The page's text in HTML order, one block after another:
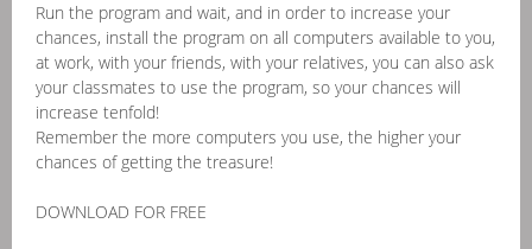
Run the program and wait, and in order to increase your
chances, install the program on all computers available to you,
at work, with your friends, with your relatives, you can also ask
your classmates to use the program, so your chances will
increase tenfold!
Remember the more computers you use, the higher your
chances of getting the treasure!
DOWNLOAD FOR FREE